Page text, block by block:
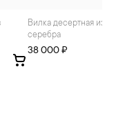
Вилка десертная из
серебра
38 000 ₽